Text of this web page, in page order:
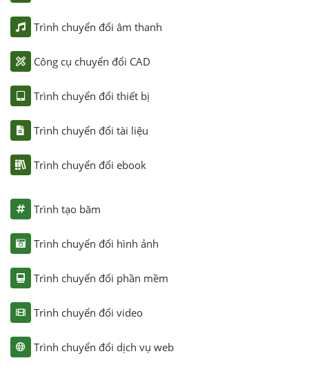
Trình chuyển đổi âm thanh
Công cụ chuyển đổi CAD
Trình chuyển đổi thiết bị
Trình chuyển đổi tài liệu
Trình chuyển đổi ebook
Trình tạo băm
Trình chuyển đổi hình ảnh
Trình chuyển đổi phần mềm
Trình chuyển đổi video
Trình chuyển đổi dịch vụ web